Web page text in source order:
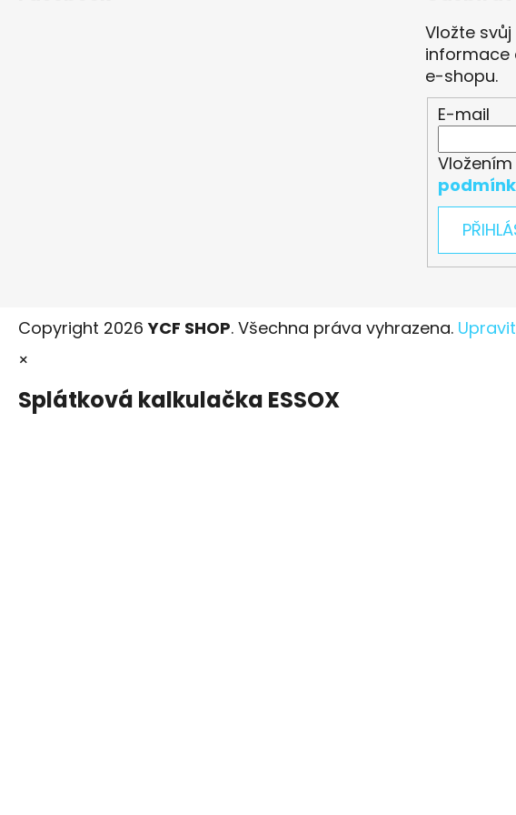
Vložte
informace
e-shopu.
E-mail
Copyright 2026YCF SHOP. Všechna práva vyhrazena.
×
Splátková kalkulačka ESSOX